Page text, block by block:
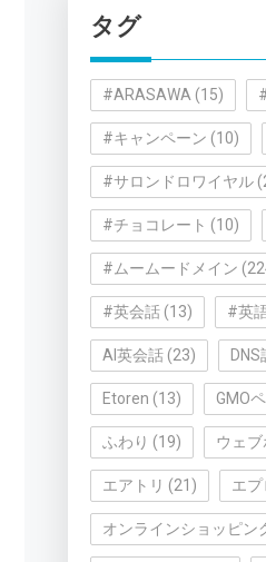
ー
タグ
#ARASAWA (15)
#キャンペーン (10)
#サロンドロワイヤル
#チョコレート (10)
#ムームードメイン
#英会話(13) #英
AI英会話(23) DNS
Etoren (13) GMO
ふわり (19) ウェ
エアトリ (21) エプ
オンラインショッピン